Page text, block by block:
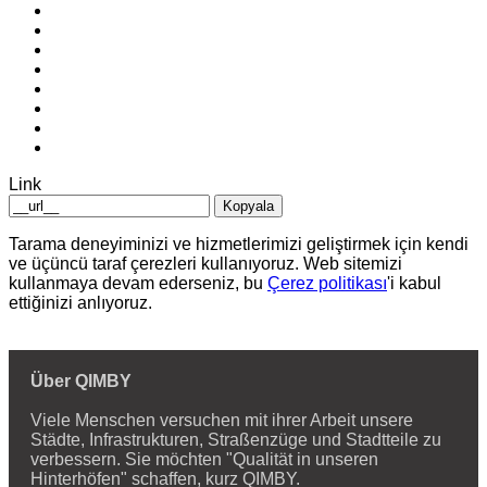
Link
Kopyala
Tarama deneyiminizi ve hizmetlerimizi geliştirmek için kendi
ve üçüncü taraf çerezleri kullanıyoruz. Web sitemizi
kullanmaya devam ederseniz, bu Çerez politikası'i kabul
ettiğinizi anlıyoruz.
Über QIMBY
Viele Menschen versuchen mit ihrer Arbeit unsere
Städte, Infrastrukturen, Straßenzüge und Stadtteile zu
verbessern. Sie möchten "Qualität in unseren
Hinterhöfen" schaffen, kurz QIMBY.